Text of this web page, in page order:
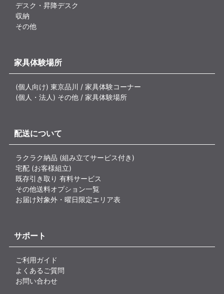
デスク・昇降デスク
収納
その他
家具体験場所
(個人向け) 東京品川 / 家具体験コーナー
(個人・法人) その他 / 家具体験場所
配送について
ラクラク納品 (組み立てサービス付き)
宅配 (お客様組立)
既存引き取り 有料サービス
その他送料オプション一覧
お届け対象外・曜日限定エリア表
サポート
ご利用ガイド
よくあるご質問
お問い合わせ